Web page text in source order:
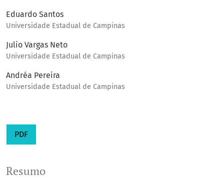
Eduardo Santos
Universidade Estadual de Campinas
Julio Vargas Neto
Universidade Estadual de Campinas
Andréa Pereira
Universidade Estadual de Campinas
PDF
Resumo